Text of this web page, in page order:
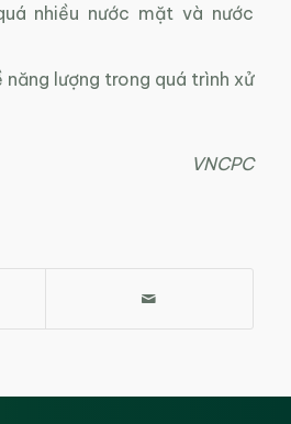
nhiều nước mặt và nước
năng lượng trong quá trình xử
VNCPC